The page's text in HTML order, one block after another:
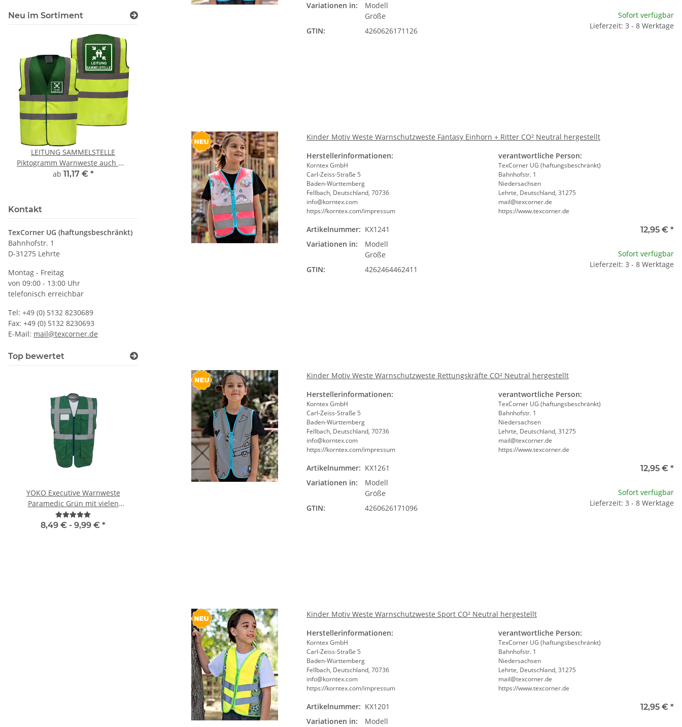
Variationen in:
Modell
Größe
GTIN:
4260626171126
Sofort verfügbar
Lieferzeit: 3 - 8 Werktage
Kinder Motiv Weste Warnschutzweste Fantasy Einhorn + Ritter CO² Neutral hergestellt
Herstellerinformationen:
Korntex GmbH
Carl-Zeiss-Straße 5
Baden-Württemberg
Fellbach, Deutschland, 70736
info@korntex.com
https://korntex.com/impressum
verantwortliche Person:
TexCorner UG (haftungsbeschränkt)
Bahnhofstr. 1
Niedersachsen
Lehrte, Deutschland, 31275
mail@texcorner.de
https://www.texcorner.de
Artikelnummer: KX1241
Variationen in:
Modell
Größe
GTIN:
4262464462411
12,95 € *
Sofort verfügbar
Lieferzeit: 3 - 8 Werktage
Kinder Motiv Weste Warnschutzweste Rettungskräfte CO² Neutral hergestellt
Herstellerinformationen:
Korntex GmbH
Carl-Zeiss-Straße 5
Baden-Württemberg
Fellbach, Deutschland, 70736
info@korntex.com
https://korntex.com/impressum
verantwortliche Person:
TexCorner UG (haftungsbeschränkt)
Bahnhofstr. 1
Niedersachsen
Lehrte, Deutschland, 31275
mail@texcorner.de
https://www.texcorner.de
Artikelnummer: KX1261
Variationen in:
Modell
Größe
GTIN:
4260626171096
12,95 € *
Sofort verfügbar
Lieferzeit: 3 - 8 Werktage
Kinder Motiv Weste Warnschutzweste Sport CO² Neutral hergestellt
Herstellerinformationen:
Korntex GmbH
Carl-Zeiss-Straße 5
Baden-Württemberg
Fellbach, Deutschland, 70736
info@korntex.com
https://korntex.com/impressum
verantwortliche Person:
TexCorner UG (haftungsbeschränkt)
Bahnhofstr. 1
Niedersachsen
Lehrte, Deutschland, 31275
mail@texcorner.de
https://www.texcorner.de
Artikelnummer: KX1201
Variationen in:
Modell
12,95 € *
Neu im Sortiment
LEITUNG SAMMELSTELLE
Piktogramm Warnweste auch mit
vielen Taschen S-3XL
ab 11,17 € *
Feuerwehr Trinkflasche 5010
farbig 1000ml inkl.
Wunschnamen
7,99 € -14,99 €*
10x T-Shirt Herren weiß,
Premium B&C Inspire #190
Rundhals mit EINER
Druckposition CMYK
79,90 €*
LEITUNG SAMMELSTELLE
Piktogramm Warnweste auch mit
Feuerwehr Trinkflasche 5010
farbig 1000ml inkl.
Kontakt
TexCorner UG (haftungsbeschränkt)
Bahnhofstr. 1
D-31275 Lehrte
Montag - Freitag
von 09:00 - 13:00 Uhr
telefonisch erreichbar
Tel: +49 (0) 5132 8230689
Fax: +49 (0) 5132 8230693
E-Mail: mail@texcorner.de
Top bewertet
YOKO Executive Warnweste
Paramedic Grün mit vielen
Taschen und Reißverschluss
8,49 € - 9,99 € *
Brandschutzhelfer /
Evakuierungshelfer Warnweste
Taschen und Reißverschluss
Korntex® - Kinderwarnweste -
Orange 3 größen